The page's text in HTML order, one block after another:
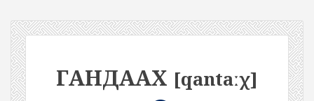
ГАНДААХ [qantaːχ]